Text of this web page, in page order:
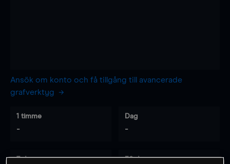
Ansök om konto och få tillgång till avancerade
grafverktyg
1 timme
-
Dag
-
7 dagar 30 dagar